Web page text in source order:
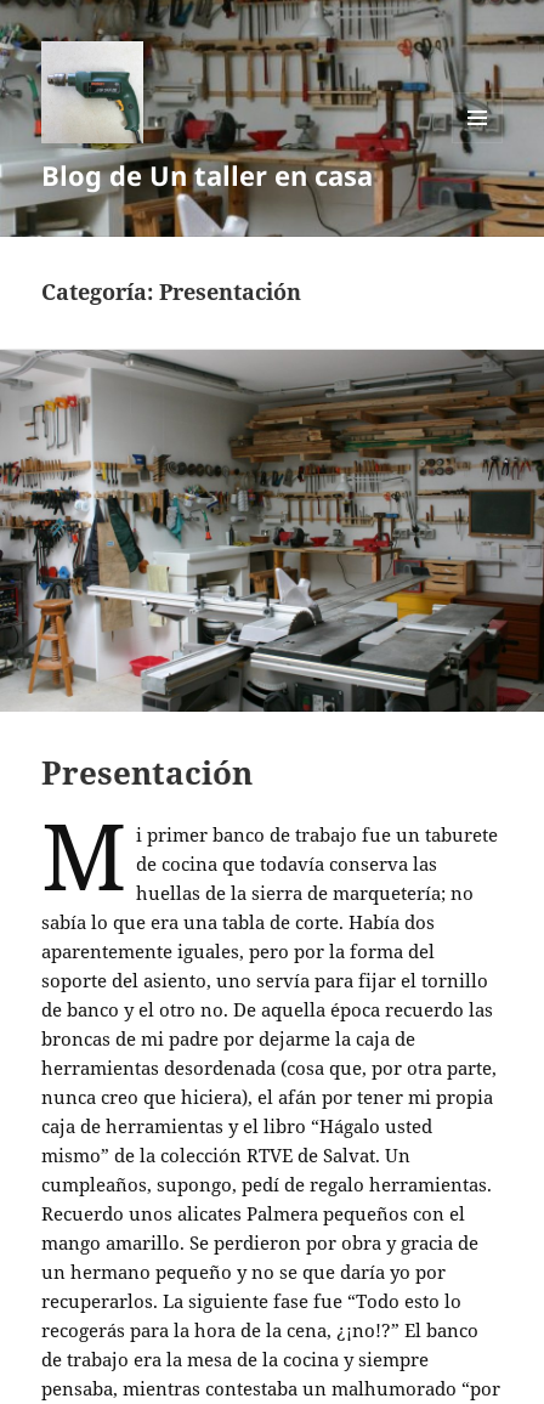
Blog de Un taller en casa
MENÚ
Y
WIDGETS
Categoría:Presentación
Presentación
M i primer banco de trabajo fue un taburete
de cocina que todavía conserva las
huellas de la sierra de marquetería; no
sabía lo que era una tabla de corte. Había dos
aparentemente iguales, pero por la forma del
soporte del asiento, uno servía para fijar el tornillo
de banco y el otro no. De aquella época recuerdo las
broncas de mi padre por dejarme la caja de
herramientas desordenada (cosa que, por otra parte,
nunca creo que hiciera), el afán por tener mi propia
caja de herramientas y el libro “Hágalo usted
mismo” de la colección RTVE de Salvat. Un
cumpleaños, supongo, pedí de regalo herramientas.
Recuerdo unos alicates Palmera pequeños con el
mango amarillo. Se perdieron por obra y gracia de
un hermano pequeño y no se que daría yo por
recuperarlos. La siguiente fase fue “Todo esto lo
recogerás para la hora de la cena, ¿¡no!?” El banco
de trabajo era la mesa de la cocina y siempre
pensaba, mientras contestaba un malhumorado “por